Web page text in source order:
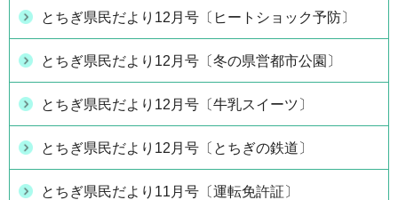
とちぎ県民だより12月号〔ヒートショック予防〕
とちぎ県民だより12月号〔冬の県営都市公園〕
とちぎ県民だより12月号〔牛乳スイーツ〕
とちぎ県民だより12月号〔とちぎの鉄道〕
とちぎ県民だより11月号〔運転免許証〕